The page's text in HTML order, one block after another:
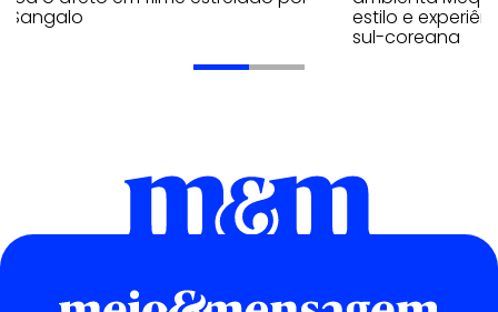
Sangalo estilo e
sul-coreana